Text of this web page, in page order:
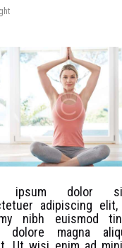
ipsum dolor
adipiscing
nibh euismod
dolore magna